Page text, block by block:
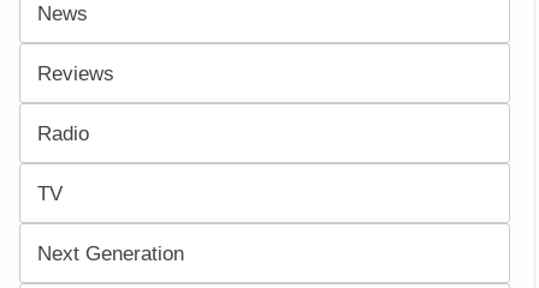
News
Reviews
Radio
TV
Next Generation